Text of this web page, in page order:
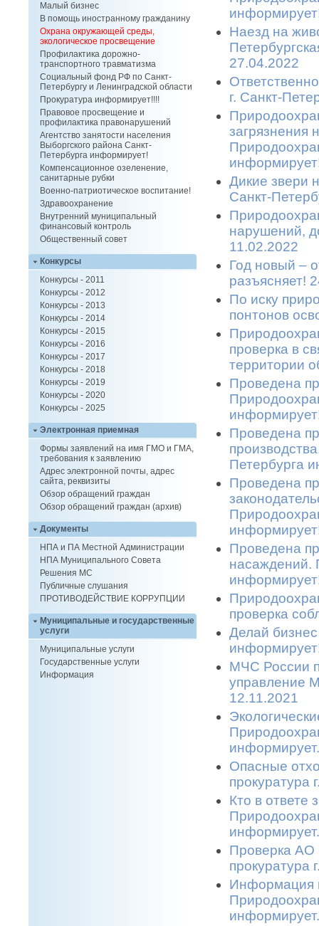
Малый бизнес
В помощь иностранному гражданину
Охрана окружающей среды,
экологическое просвещение
Профилактика дорожно-
транспортного травматизма
Социальный фонд РФ по Санкт-
Петербургу и Ленинградской области
Прокуратура информирует!!!!
Правовое просвещение и
профилактика правонарушений
Агентство занятости населения
Выборгского района Санкт-
Петербурга информирует!
Компенсационное озеленение,
санитарные рубки
Военно-патриотическое воспитание!
Здравоохранение
Внутренний муниципальный
финансовый контроль
Общественный совет
Конкурсы
Конкурсы - 2011
Конкурсы - 2012
Конкурсы - 2013
Конкурсы - 2014
Конкурсы - 2015
Конкурсы - 2016
Конкурсы - 2017
Конкурсы - 2018
Конкурсы - 2019
Конкурсы - 2020
Конкурсы - 2025
Электронная приемная
Формы заявлений на имя ГМО и ГМА,
требования к заявлению
Адрес электронной почты, адрес
сайта, реквизиты
Обзор обращений граждан
Обзор обращений граждан (архив)
Документы
НПА и ПА Местной Администрации
НПА Муниципального Совета
Решения МС
Публичные слушания
ПРОТИВОДЕЙСТВИЕ КОРРУПЦИИ
Муниципальные и государственные
услуги
Муниципальные услуги
Государственные услуги
Информация
Наезд на
27.04.2022
г. Санкт-
загрязнения
Дикие звери
Санкт-
нарушений,
11.02.2022
Год новый –
разъясняет!
По иску
понтонов
проверка в
территории
Проведена
Проведена
Петербурга
Проведена
Проведена
насаждений.
проверка
Делай
МЧС России
управление
12.11.2021
Опасные
прокуратура
Кто в ответе
Проверка АО
прокуратура
Информация